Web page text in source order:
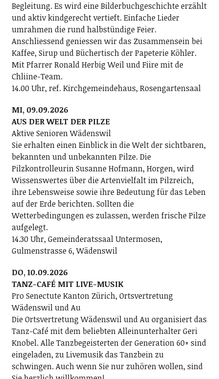
Begleitung. Es wird eine Bilderbuchgeschichte erzählt
und aktiv kindgerecht vertieft. Einfache Lieder
umrahmen die rund halbstündige Feier.
Anschliessend geniessen wir das Zusammensein bei
Kaffee, Sirup und Büchertisch der Papeterie Köhler.
Mit Pfarrer Ronald Herbig Weil und Fiire mit de
Chliine-Team.
14.00 Uhr, ref. Kirchgemeindehaus, Rosengartensaal
MI, 09.09.2026
AUS DER WELT DER PILZE
Aktive Senioren Wädenswil
Sie erhalten einen Einblick in die Welt der sichtbaren,
bekannten und unbekannten Pilze. Die
Pilzkontrolleurin Susanne Hofmann, Horgen, wird
Wissenswertes über die Artenvielfalt im Pilzreich,
ihre Lebensweise sowie ihre Bedeutung für das Leben
auf der Erde berichten. Sollten die
Wetterbedingungen es zulassen, werden frische Pilze
aufgelegt.
14.30 Uhr, Gemeinderatssaal Untermosen,
Gulmenstrasse 6, Wädenswil
DO, 10.09.2026
TANZ-CAFÉ MIT LIVE-MUSIK
Pro Senectute Kanton Zürich, Ortsvertretung
Wädenswil und Au
Die Ortsvertretung Wädenswil und Au organisiert das
Tanz-Café mit dem beliebten Alleinunterhalter Geri
Knobel. Alle Tanzbegeisterten der Generation 60+ sind
eingeladen, zu Livemusik das Tanzbein zu
schwingen. Auch wenn Sie nur zuhören wollen, sind